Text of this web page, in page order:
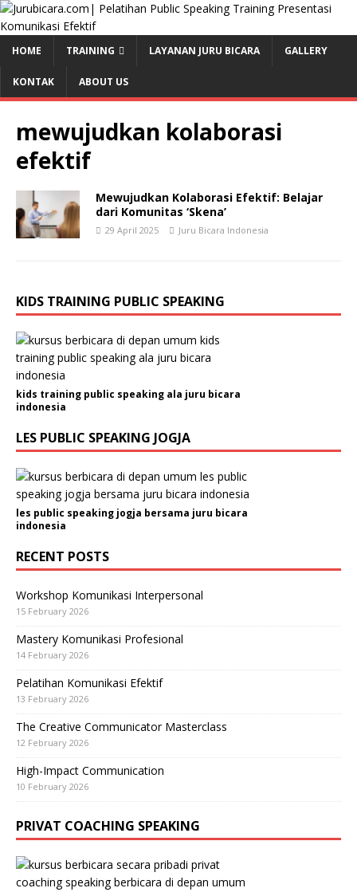
HOME TRAINING LAYANAN JURU BICARA GALLERY
KONTAK ABOUT US
mewujudkan kolaborasi
efektif
Mewujudkan Kolaborasi Efektif: Belajar
dari Komunitas ‘Skena’
29 April 2025 Juru Bicara Indonesia
KIDS TRAINING PUBLIC SPEAKING
kids training public speaking ala juru bicara
indonesia
LES PUBLIC SPEAKING JOGJA
les public speaking jogja bersama juru bicara
indonesia
RECENT POSTS
Workshop Komunikasi Interpersonal
15 February 2026
Mastery Komunikasi Profesional
14 February 2026
Pelatihan Komunikasi Efektif
13 February 2026
The Creative Communicator Masterclass
12 February 2026
High-Impact Communication
10 February 2026
PRIVAT COACHING SPEAKING